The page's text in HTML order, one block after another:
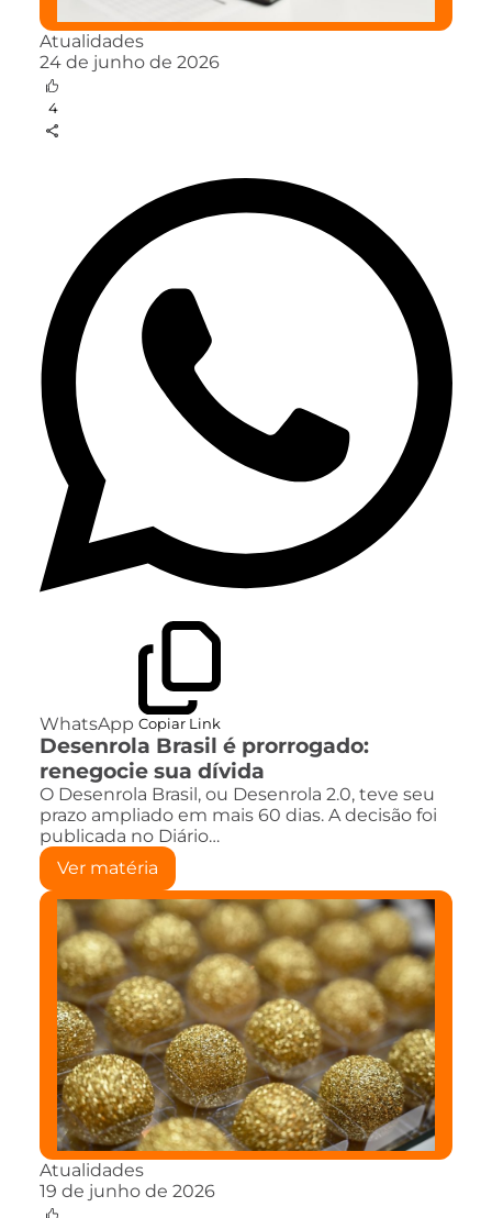
Atualidades
24 de junho de 2026
4
WhatsApp Copiar Link
Desenrola Brasil é prorrogado:
renegocie sua dívida
O Desenrola Brasil, ou Desenrola 2.0, teve seu
prazo ampliado em mais 60 dias. A decisão foi
publicada no Diário…
Ver matéria
Atualidades
19 de junho de 2026